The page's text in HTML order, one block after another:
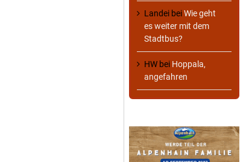
Landei beiWie geht
es weiter mit dem
Stadtbus?
HW bei Hoppala,
angefahren